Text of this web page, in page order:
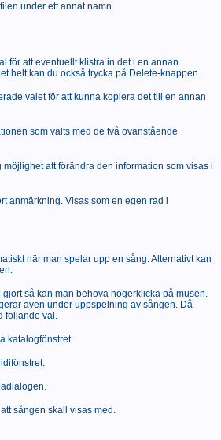
under ett annat namn.
för att eventuellt klistra in det i en annan
helt kan du också trycka på Delete-knappen.
valet för att kunna kopiera det till en annan
som valts med de två ovanstående
möjlighet att förändra den information som visas i
anmärkning. Visas som en egen rad i
när man spelar upp en sång. Alternativt kan
så kan man behöva högerklicka på musen.
även under uppspelning av sången. Då
följande val.
katalogfönstret.
sången skall visas med.